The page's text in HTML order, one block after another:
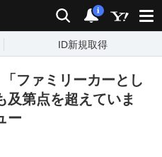
検索 通知
i
ID新規取得
ファミリーカーとし
及第点を超えていま
ー